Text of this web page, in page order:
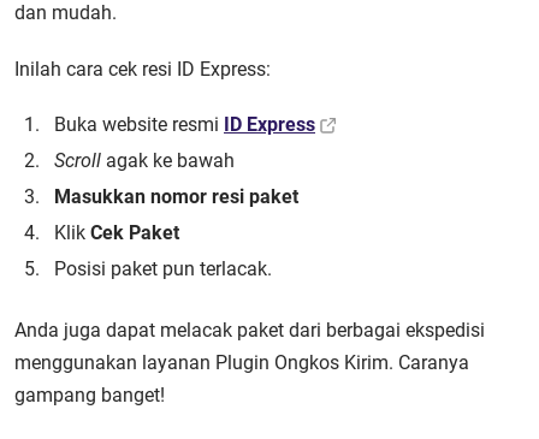
dan mudah.
Inilah cara cek resi ID Express:
Buka website resmi ID Express
Scroll agak ke bawah
Masukkan nomor resi paket
Klik Cek Paket
Posisi paket pun terlacak.
Anda juga dapat melacak paket dari berbagai ekspedisi
menggunakan layanan Plugin Ongkos Kirim. Caranya
gampang banget!